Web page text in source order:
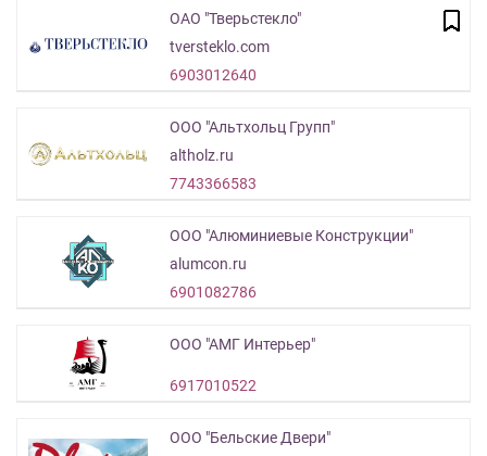
ОАО "Тверьстекло"
tversteklo.com
6903012640
ООО "Альтхольц Групп"
altholz.ru
7743366583
ООО "Алюминиевые Конструкции"
alumcon.ru
6901082786
ООО "АМГ Интерьер"
6917010522
ООО "Бельские Двери"